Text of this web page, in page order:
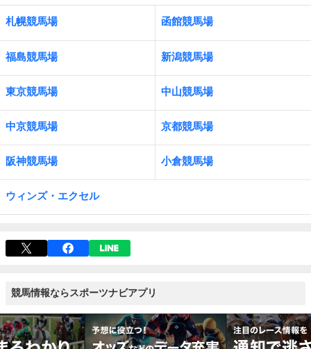
札幌競馬場 函館競馬場
福島競馬場 新潟競馬場
東京競馬場 中山競馬場
中京競馬場 京都競馬場
阪神競馬場 小倉競馬場
ウィンズ・エクセル
競馬情報ならスポーツナビアプリ